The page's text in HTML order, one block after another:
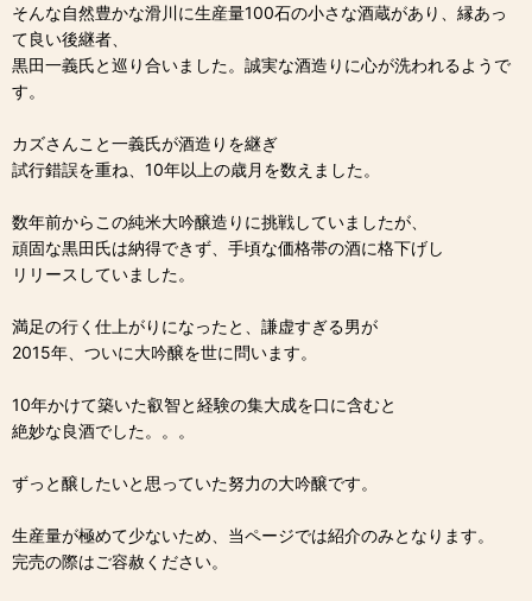
そんな自然豊かな滑川に生産量100石の小さな酒蔵があり、縁あっ
て良い後継者、
黒田一義氏と巡り合いました。誠実な酒造りに心が洗われるようで
す。
カズさんこと一義氏が酒造りを継ぎ
試行錯誤を重ね、10年以上の歳月を数えました。
数年前からこの純米大吟醸造りに挑戦していましたが、
頑固な黒田氏は納得できず、手頃な価格帯の酒に格下げし
リリースしていました。
満足の行く仕上がりになったと、謙虚すぎる男が
2015年、ついに大吟醸を世に問います。
10年かけて築いた叡智と経験の集大成を口に含むと
絶妙な良酒でした。。。
ずっと醸したいと思っていた努力の大吟醸です。
生産量が極めて少ないため、当ページでは紹介のみとなります。
完売の際はご容赦ください。